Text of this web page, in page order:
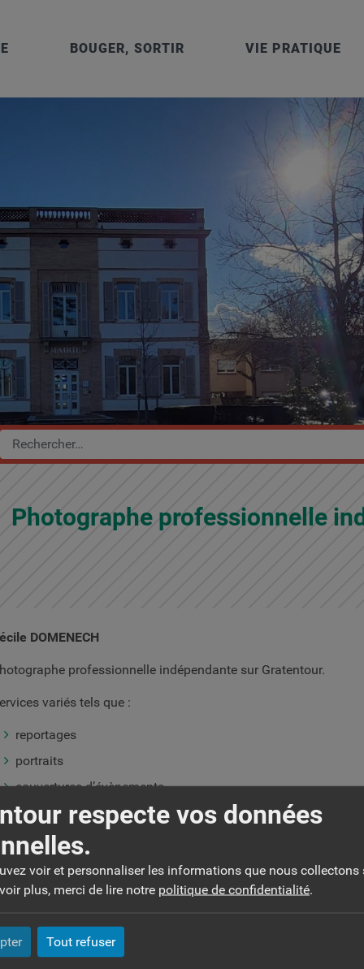
respecte vos données
voir et personnaliser les informations que nous collectons
plus, merci de lire notre politique de confidentialité.
Tout refuser
et 5 rue Cayssials – 31150 GRATENTOUR –
BOUGER, SORTIR VIE PRATIQUE
Photographe professionnelle
DOMENECH
professionnelle indépendante sur Gratentour.
variés tels que :
reportages
portraits
couvertures d’évènements
studio: photographies de portrait, de mode, de famille,
studiolecarre.com/votre-seance-photo-a-toulouse-cecile-
:@cecile.domenech
: ceciled.photographie@gmail.com